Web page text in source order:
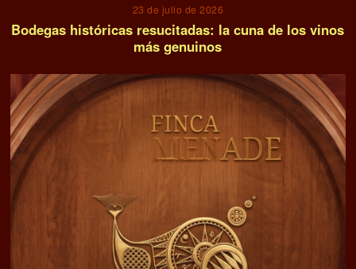
23 de julio de 2026
Bodegas históricas resucitadas: la cuna de los vinos
más genuinos